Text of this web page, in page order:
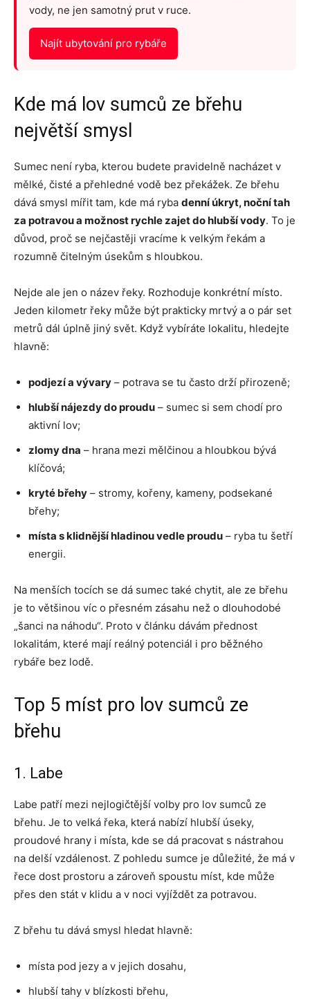
vody, ne jen samotný prut v ruce.
Najít ubytování pro rybáře
Kde má lov sumců ze břehu
největší smysl
Sumec není ryba, kterou budete pravidelně nacházet v
mělké, čisté a přehledné vodě bez překážek. Ze břehu
dává smysl mířit tam, kde má ryba denní úkryt, noční tah
za potravou a možnost rychle zajet do hlubší vody. To je
důvod, proč se nejčastěji vracíme k velkým řekám a
rozumně čitelným úsekům s hloubkou.
Nejde ale jen o název řeky. Rozhoduje konkrétní místo.
Jeden kilometr řeky může být prakticky mrtvý a o pár set
metrů dál úplně jiný svět. Když vybíráte lokalitu, hledejte
hlavně:
podjezí a vývary – potrava se tu často drží přirozeně;
hlubší nájezdy do proudu – sumec si sem chodí pro
aktivní lov;
zlomy dna – hrana mezi mělčinou a hloubkou bývá
klíčová;
kryté břehy – stromy, kořeny, kameny, podsekané
břehy;
místa s klidnější hladinou vedle proudu – ryba tu šetří
energii.
Na menších tocích se dá sumec také chytit, ale ze břehu
je to většinou víc o přesném zásahu než o dlouhodobé
„šanci na náhodu“. Proto v článku dávám přednost
lokalitám, které mají reálný potenciál i pro běžného
rybáře bez lodě.
Top 5 míst pro lov sumců ze
břehu
1. Labe
Labe patří mezi nejlogičtější volby pro lov sumců ze
břehu. Je to velká řeka, která nabízí hlubší úseky,
proudové hrany i místa, kde se dá pracovat s nástrahou
na delší vzdálenost. Z pohledu sumce je důležité, že má v
řece dost prostoru a zároveň spoustu míst, kde může
přes den stát v klidu a v noci vyjíždět za potravou.
Z břehu tu dává smysl hledat hlavně:
místa pod jezy a v jejich dosahu,
hlubší tahy v blízkosti břehu,